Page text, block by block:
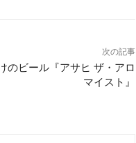
次の記事
のビール『アサヒ ザ・アロ
マイスト』